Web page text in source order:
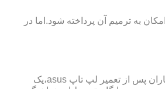
به ترمیم آن پرداخته شود.اما در
از مزایای قابل توجهی که نمایندگی تعمیر لپ تاپ ایسوس از آن برخوردار است،ارائه ضمانت نامه و یا گارانتی معتبر تعمیرات به مراجعه کنندگان است.در واقع تعمیرکاران پس از تعمیر لپ تاپ asus،یک